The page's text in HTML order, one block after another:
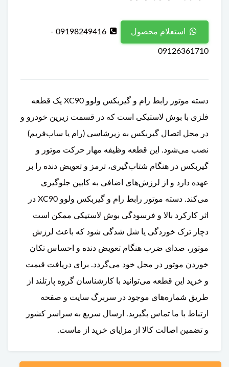
استعلام محصول 09198249416 -
09126361710
دسته موتور رابط رام و گیربکس ولوو XC90 یک قطعه
فلزی با بوش لاستیکی است که در قسمت زیرین خودرو و
در محل اتصال گیربکس به زیرشاسی (رام یا ساب‌فریم)
نصب می‌شود. این قطعه وظیفه مهار حرکت موتور و
گیربکس در هنگام شتاب‌گیری، ترمز و تعویض دنده را بر
عهده دارد و از لرزش‌های اضافی به کابین جلوگیری
می‌کند. دسته موتور رابط رام و گیربکس ولوو XC90 در
اثر کارکرد بالا و فرسودگی بوش لاستیکی ممکن است
دچار ترک خوردگی یا شل شدگی شود که باعث لرزش
موتور، صدای ضرب هنگام تعویض دنده و احساس تکان
خوردن موتور در محل خود می‌گردد. برای دریافت قیمت
و خرید این قطعه می‌توانید با کارشناسان گروه پارتلند از
طریق شماره‌های موجود در سربرگ سایت و صفحه
ارتباط با ما تماس بگیرید. ارسال سریع به سراسر کشور
و تضمین اصالت کالا از مزایای خرید از ماست.